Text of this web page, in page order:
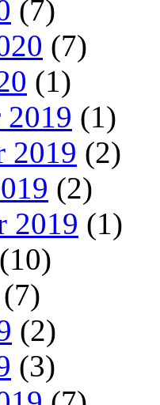
(7)
(7)
(1)
2019 (1)
2019 (2)
(2)
2019 (1)
(10)
(7)
(2)
(3)